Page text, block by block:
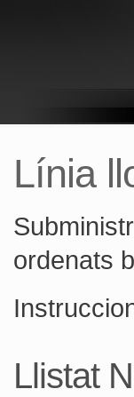
Línia
ordenats
Llistat